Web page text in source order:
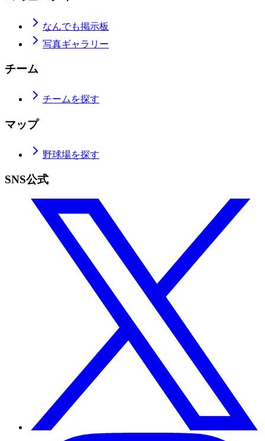
なんでも掲示板
写真ギャラリー
チーム
チームを探す
マップ
野球場を探す
SNS公式